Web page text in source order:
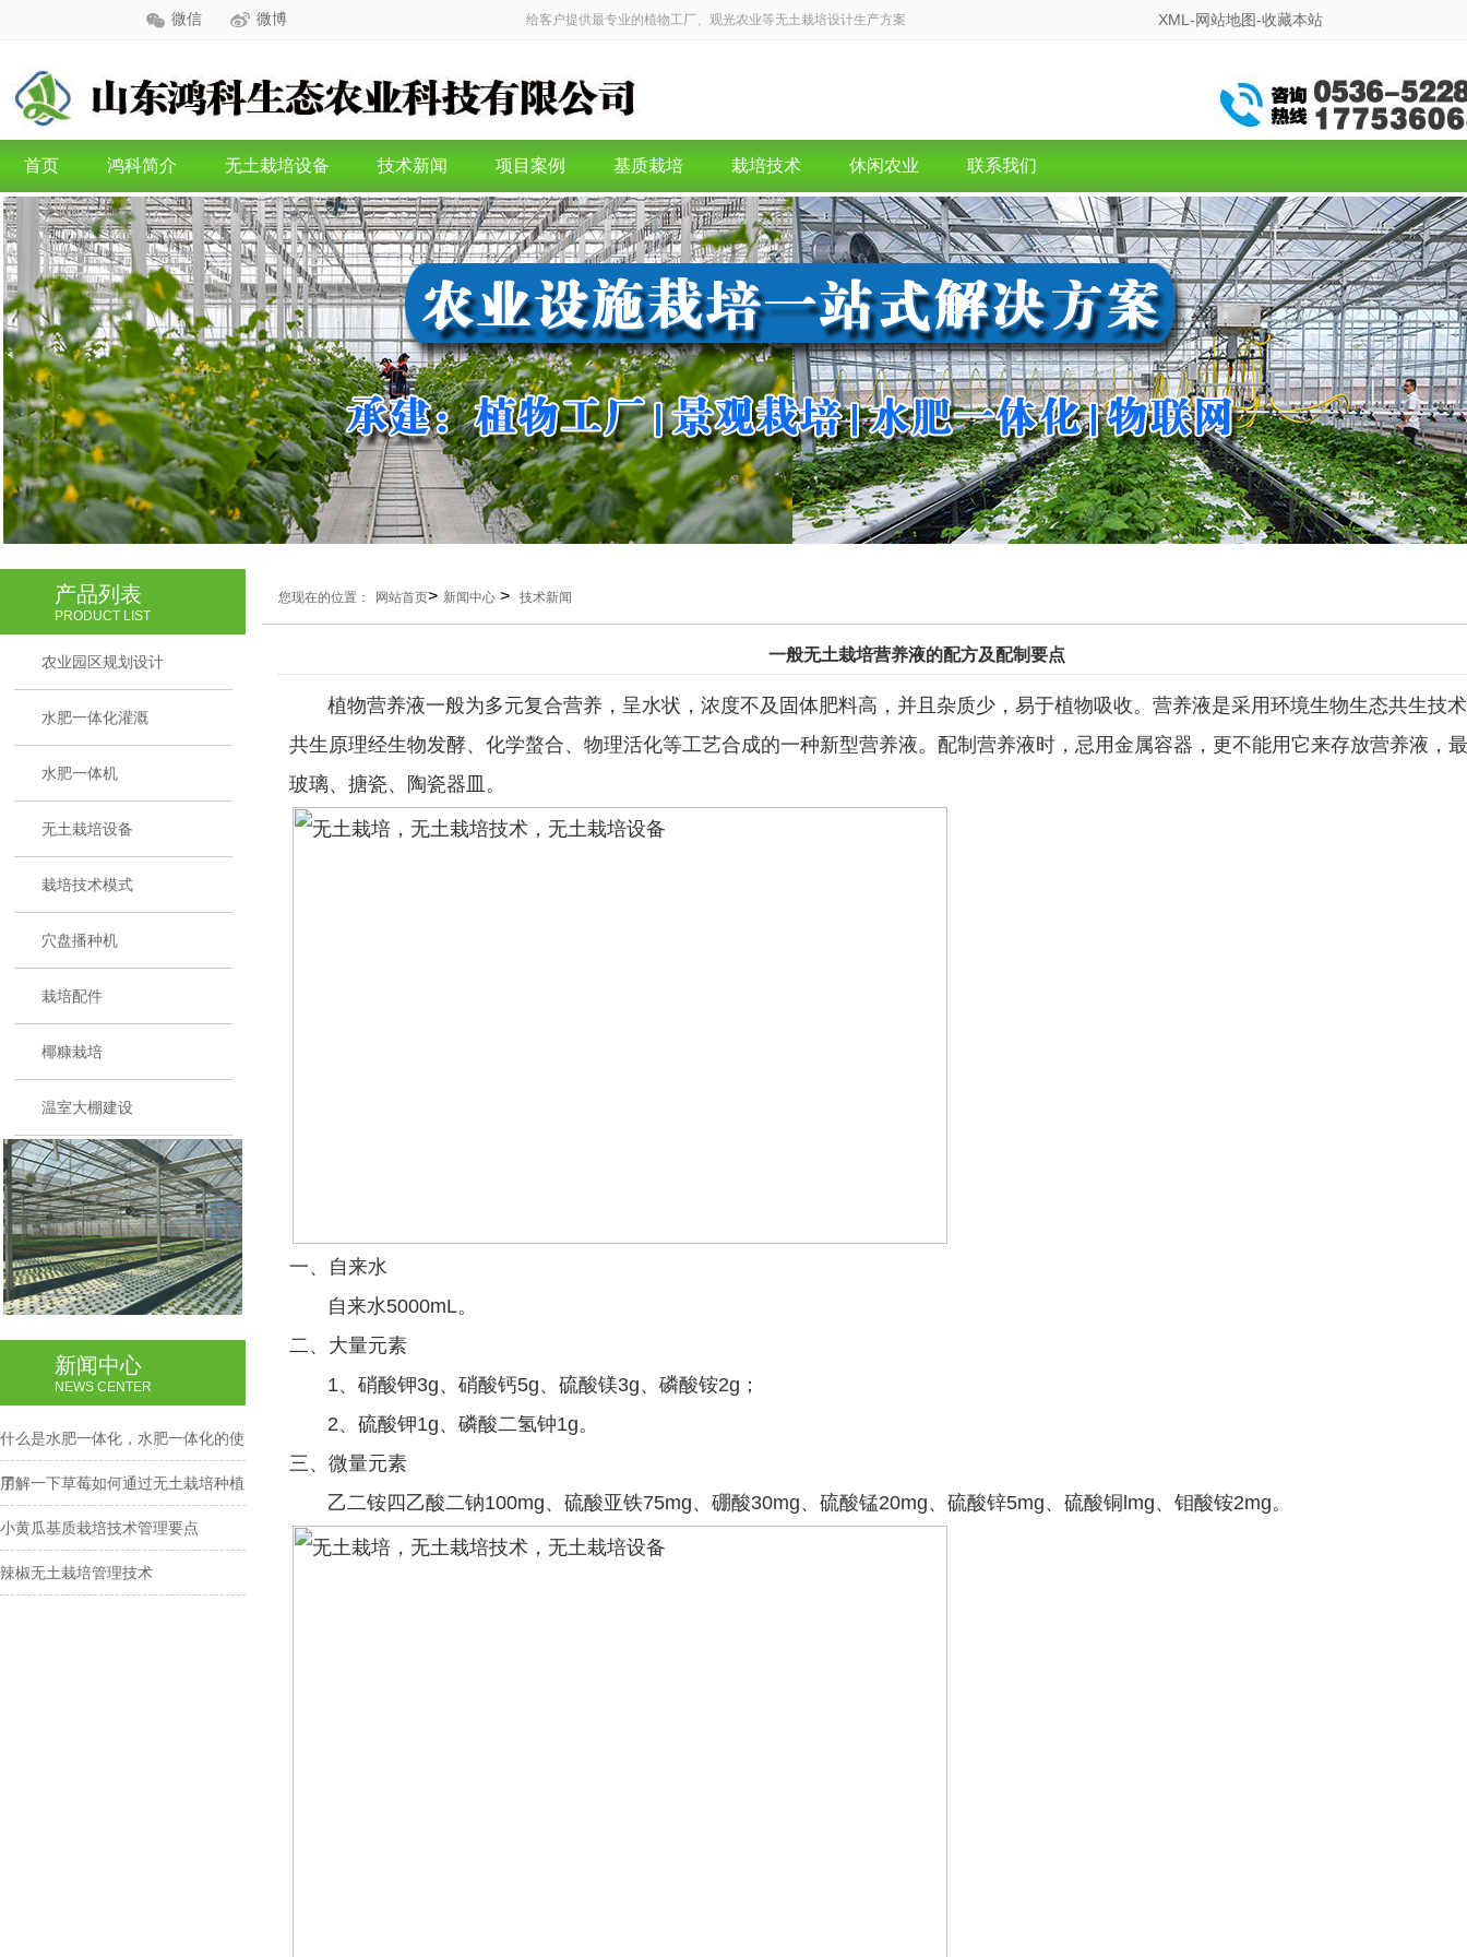
微信 微博 给客户提供最专业的植物工厂、观光农业等无土栽培设计生产方案 XML-网站地图-收藏本站
首页 鸿科简介 无土栽培设备 技术新闻 项目案例 基质栽培 栽培技术 休闲农业 联系我们
产品列表
PRODUCT LIST
农业园区规划设计
水肥一体化灌溉
水肥一体机
无土栽培设备
栽培技术模式
穴盘播种机
栽培配件
椰糠栽培
温室大棚建设
新闻中心
NEWS CENTER
什么是水肥一体化，水肥一体化的使
用
了解一下草莓如何通过无土栽培种植
小黄瓜基质栽培技术管理要点
辣椒无土栽培管理技术
您现在的位置： 网站首页> 新闻中心 > 技术新闻
一般无土栽培营养液的配方及配制要点
植物营养液一般为多元复合营养，呈水状，浓度不及固体肥料高，并且杂质少，易于植物吸收。营养液是采用环境生物生态共生技
共生原理经生物发酵、化学螯合、物理活化等工艺合成的一种新型营养液。配制营养液时，忌用金属容器，更不能用它来存放营养液，
玻璃、搪瓷、陶瓷器皿。
一、自来水
自来水5000mL。
二、大量元素
1、硝酸钾3g、硝酸钙5g、硫酸镁3g、磷酸铵2g；
2、硫酸钾1g、磷酸二氢钟1g。
三、微量元素
乙二铵四乙酸二钠100mg、硫酸亚铁75mg、硼酸30mg、硫酸锰20mg、硫酸锌5mg、硫酸铜lmg、钼酸铵2mg。